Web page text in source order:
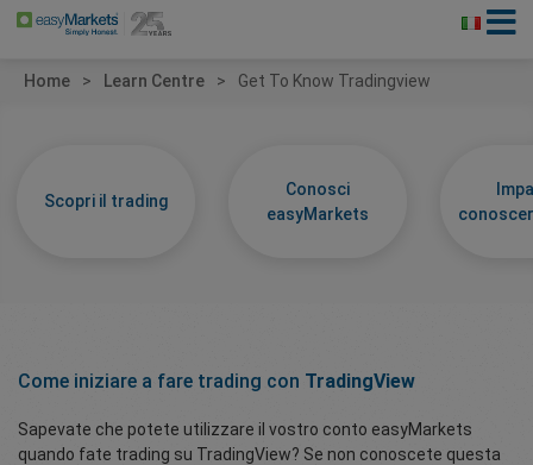
Home Learn Centre Get To Know Tradingview
Scopri il trading
Conosci
easyMarkets
Come iniziare a fare trading con TradingView
Sapevate che potete utilizzare il vostro conto easyMarkets
quando fate trading su TradingView? Se non conoscete questa